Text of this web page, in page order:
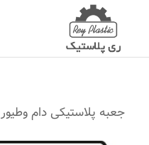
جعبه پلاستیکی دام وطیور